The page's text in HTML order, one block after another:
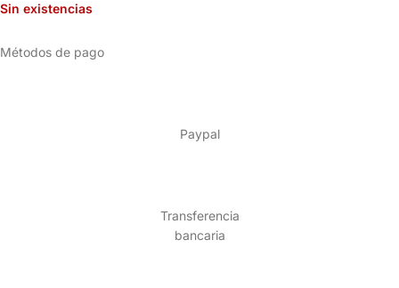
Sin existencias
Métodos de pago
Paypal
Transferencia
bancaria